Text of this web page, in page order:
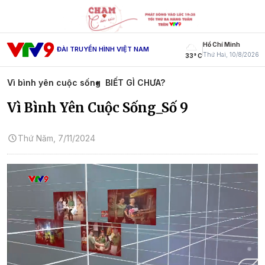
ĐÀI TRUYỀN HÌNH VIỆT NAM
33° C
Hồ Chí Minh
Thứ Hai, 10/8/2026
Vì bình yên cuộc sống BIẾT GÌ CHƯA?
Vì Bình Yên Cuộc Sống_Số 9
Thứ Năm, 7/11/2024